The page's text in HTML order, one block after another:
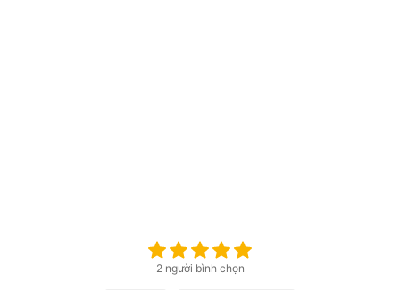
2 người bình chọn